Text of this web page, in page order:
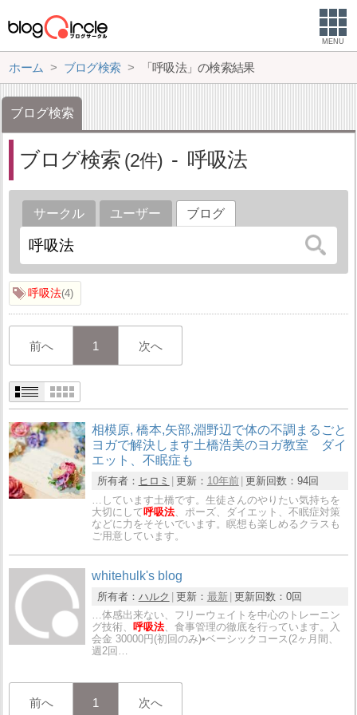
MENU
ホーム ブログ検索 「呼吸法」の検索結果
ブログ検索
ブログ検索 2 呼吸法
サークル ユーザー ブログ
呼吸法 4
前へ 1 次へ
相模原, 橋本,矢部,淵野辺で体の不調まるごと
ヨガで解決します土橋浩美のヨガ教室 ダイ
エット、不眠症も
所有者： ヒロミ 更新： 10年前 更新回数： 94回
…しています土橋です。生徒さんのやりたい気持ちを
大切にして 呼吸法、ポーズ、ダイエット、不眠症対策
などに力をそそいでいます。瞑想も楽しめるクラスも
ご用意しています。
whitehulk's blog
所有者： ハルク 更新： 最新 更新回数： 0回
…体感出来ない、フリーウェイトを中心のトレーニン
グ技術、呼吸法、食事管理の徹底を行っています。入
会金 30000円(初回のみ)•ベーシックコース(2ヶ月間、
週2回…
前へ 1 次へ